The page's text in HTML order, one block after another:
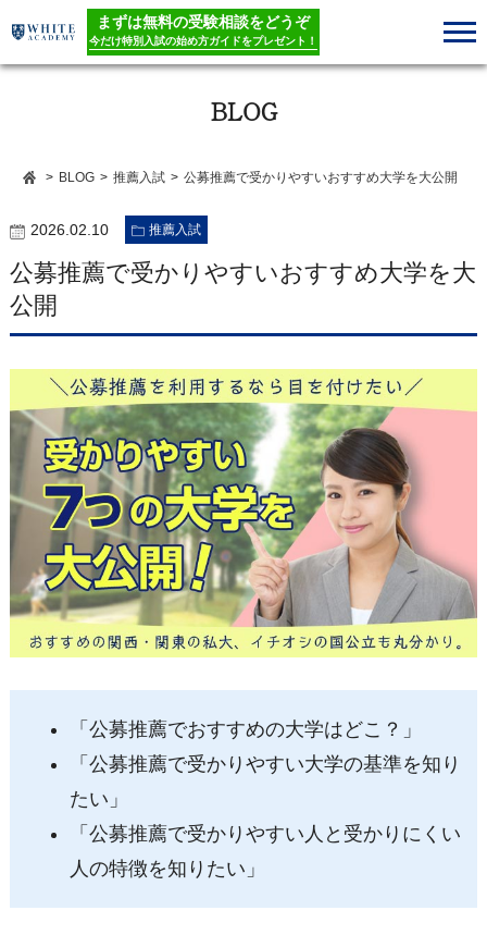
まずは無料の受験相談をどうぞ
今だけ特別入試の始め方ガイドをプレゼント！
BLOG
> BLOG > 推薦入試 > 公募推薦で受かりやすいおすすめ大学を大公開
2026.02.10 推薦入試
公募推薦で受かりやすいおすすめ大学を大
公開
「公募推薦でおすすめの大学はどこ？」
「公募推薦で受かりやすい大学の基準を知り
たい」
「公募推薦で受かりやすい人と受かりにくい
人の特徴を知りたい」